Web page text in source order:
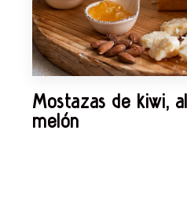
Mostazas de kiwi,
melón